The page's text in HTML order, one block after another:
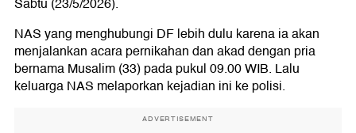
Sabtu (23/5/2026).
NAS yang menghubungi DF lebih dulu karena ia akan
menjalankan acara pernikahan dan akad dengan pria
bernama Musalim (33) pada pukul 09.00 WIB. Lalu
keluarga NAS melaporkan kejadian ini ke polisi.
ADVERTISEMENT